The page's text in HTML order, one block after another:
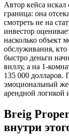
Автор кейса
граница: она
смотреть не на
инвестор
насколько объект
обслуживания, кто
быстро деньги
виллу, а на 1-
135 000 долларов.
эмоциональный
арендной логикой
Breig
внутри